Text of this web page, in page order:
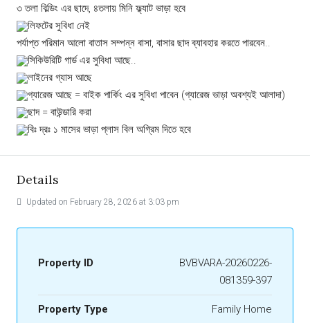
৩ তলা বিল্ডিং এর ছাদে, ৪তলায় মিনি ফ্ল্যাট ভাড়া হবে
লিফটের সুবিধা নেই
পর্যাপ্ত পরিমান আলো বাতাস সম্পন্ন বাসা, বাসার ছাদ ব্যাবহার করতে পারবেন..
সিকিউরিটি গার্ড এর সুবিধা আছে..
লাইনের গ্যাস আছে
গ্যারেজ আছে = বাইক পার্কিং এর সুবিধা পাবেন (গ্যারেজ ভাড়া অবশ্যই আলাদা)
ছাদ = বাউন্ডারি করা
বিঃ দ্রঃ ১ মাসের ভাড়া প্লাস বিল অগ্রিম দিতে হবে
Details
Updated on February 28, 2026 at 3:03 pm
Property ID
BVBVARA-20260226-
081359-397
Property Type Family Home